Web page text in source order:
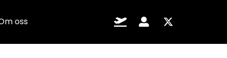
Flygkanalen.se
Intranät
oss